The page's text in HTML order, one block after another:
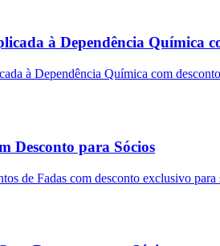
à Dependência Química
à Dependência Química com
Desconto para Sócios
de Fadas com desconto exclusivo para